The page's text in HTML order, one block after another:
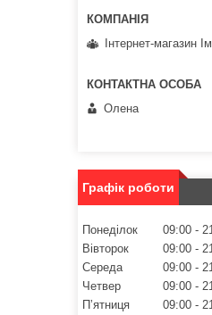
Інтернет-магазин
Олена
Графік роботи
Понеділок 09:00
Вівторок
09:00
Середа
09:00
Четвер
09:00
Пʼятниця
09:00